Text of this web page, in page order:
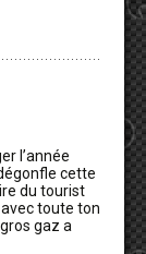
l’année
cette
du tourist
toute ton
gaz a